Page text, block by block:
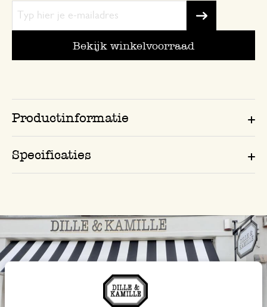
Bekijk winkelvoorraad
Productinformatie
Specificaties